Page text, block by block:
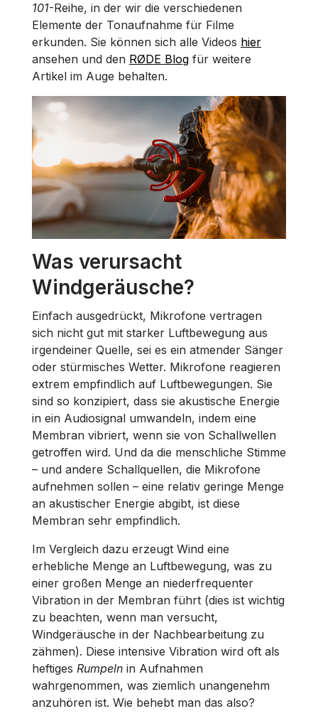
101-Reihe, in der wir die verschiedenen
Elemente der Tonaufnahme für Filme
erkunden. Sie können sich alle Videos hier
ansehen und den RØDE Blog für weitere
Artikel im Auge behalten.
Was verursacht
Windgeräusche?
Einfach ausgedrückt, Mikrofone vertragen
sich nicht gut mit starker Luftbewegung aus
irgendeiner Quelle, sei es ein atmender Sänger
oder stürmisches Wetter. Mikrofone reagieren
extrem empfindlich auf Luftbewegungen. Sie
sind so konzipiert, dass sie akustische Energie
in ein Audiosignal umwandeln, indem eine
Membran vibriert, wenn sie von Schallwellen
getroffen wird. Und da die menschliche Stimme
– und andere Schallquellen, die Mikrofone
aufnehmen sollen – eine relativ geringe Menge
an akustischer Energie abgibt, ist diese
Membran sehr empfindlich.
Im Vergleich dazu erzeugt Wind eine
erhebliche Menge an Luftbewegung, was zu
einer großen Menge an niederfrequenter
Vibration in der Membran führt (dies ist wichtig
zu beachten, wenn man versucht,
Windgeräusche in der Nachbearbeitung zu
zähmen). Diese intensive Vibration wird oft als
heftiges Rumpeln in Aufnahmen
wahrgenommen, was ziemlich unangenehm
anzuhören ist. Wie behebt man das also?